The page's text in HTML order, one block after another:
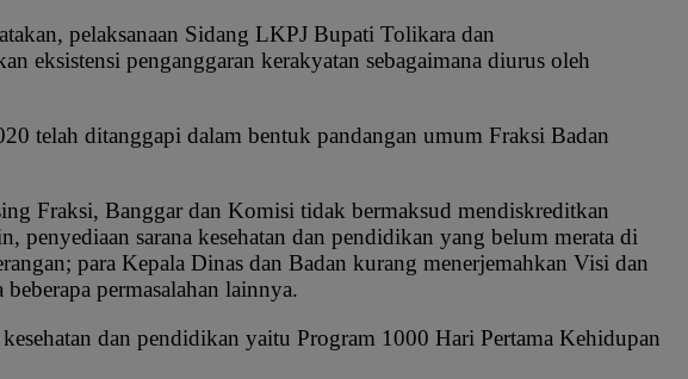
pelaksanaan Sidang LKPJ Bupati Tolikara dan
eksistensi penganggaran kerakyatan sebagaimana diurus oleh
telah ditanggapi dalam bentuk pandangan umum Fraksi Badan
Fraksi, Banggar dan Komisi tidak bermaksud mendiskreditkan
penyediaan sarana kesehatan dan pendidikan yang belum merata di
para Kepala Dinas dan Badan kurang menerjemahkan Visi dan
permasalahan lainnya.
dan pendidikan yaitu Program 1000 Hari Pertama Kehidupan